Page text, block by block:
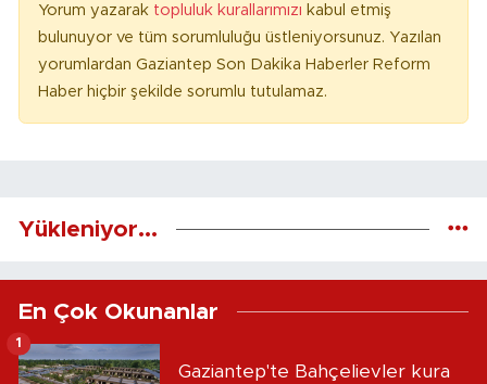
Yorum yazarak topluluk kurallarımızı kabul etmiş
bulunuyor ve tüm sorumluluğu üstleniyorsunuz. Yazılan
yorumlardan Gaziantep Son Dakika Haberler Reform
Haber hiçbir şekilde sorumlu tutulamaz.
Yükleniyor...
En Çok Okunanlar
Gaziantep'te Bahçelievler kura
1